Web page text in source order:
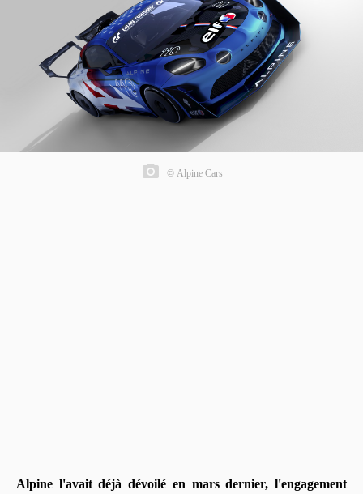
© Alpine Cars
Alpine l'avait déjà dévoilé en mars dernier, l'engagement